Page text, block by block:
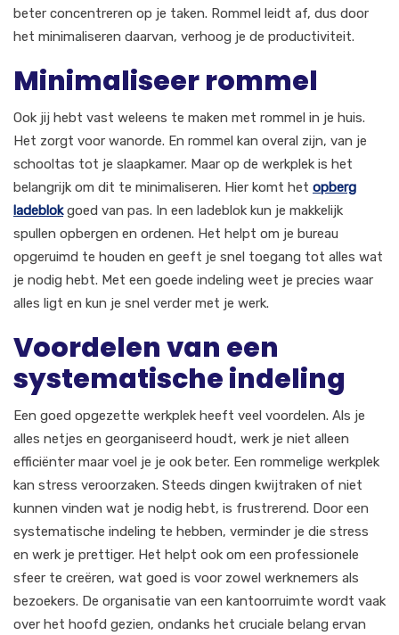
beter concentreren op je taken. Rommel leidt af, dus door
het minimaliseren daarvan, verhoog je de productiviteit.
Minimaliseer rommel
Ook jij hebt vast weleens te maken met rommel in je huis.
Het zorgt voor wanorde. En rommel kan overal zijn, van je
schooltas tot je slaapkamer. Maar op de werkplek is het
belangrijk om dit te minimaliseren. Hier komt het opberg
ladeblokgoed van pas. In een ladeblok kun je makkelijk
spullen opbergen en ordenen. Het helpt om je bureau
opgeruimd te houden en geeft je snel toegang tot alles wat
je nodig hebt. Met een goede indeling weet je precies waar
alles ligt en kun je snel verder met je werk.
Voordelen van een
systematische indeling
Een goed opgezette werkplek heeft veel voordelen. Als je
alles netjes en georganiseerd houdt, werk je niet alleen
efficiënter maar voel je je ook beter. Een rommelige werkplek
kan stress veroorzaken. Steeds dingen kwijtraken of niet
kunnen vinden wat je nodig hebt, is frustrerend. Door een
systematische indeling te hebben, verminder je die stress
en werk je prettiger. Het helpt ook om een professionele
sfeer te creëren, wat goed is voor zowel werknemers als
bezoekers. De organisatie van een kantoorruimte wordt vaak
over het hoofd gezien, ondanks het cruciale belang ervan